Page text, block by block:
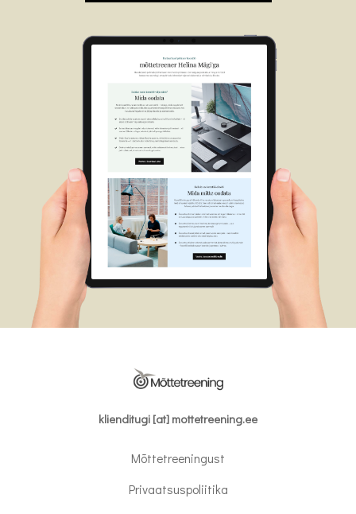
klienditugi [at] mottetreening.ee
Mõttetreeningust
Privaatsuspoliitika